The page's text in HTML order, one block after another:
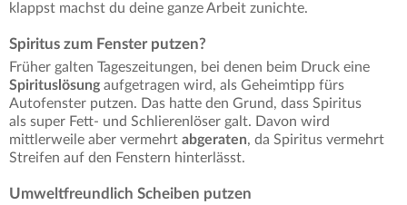
klappst machst du deine ganze Arbeit zunichte.
Spiritus zum Fenster putzen?
Früher galten Tageszeitungen, bei denen beim Druck eine
Spirituslösung aufgetragen wird, als Geheimtipp fürs
Autofenster putzen. Das hatte den Grund, dass Spiritus
als super Fett- und Schlierenlöser galt. Davon wird
mittlerweile aber vermehrt abgeraten, da Spiritus vermehrt
Streifen auf den Fenstern hinterlässt.
Umweltfreundlich Scheiben putzen